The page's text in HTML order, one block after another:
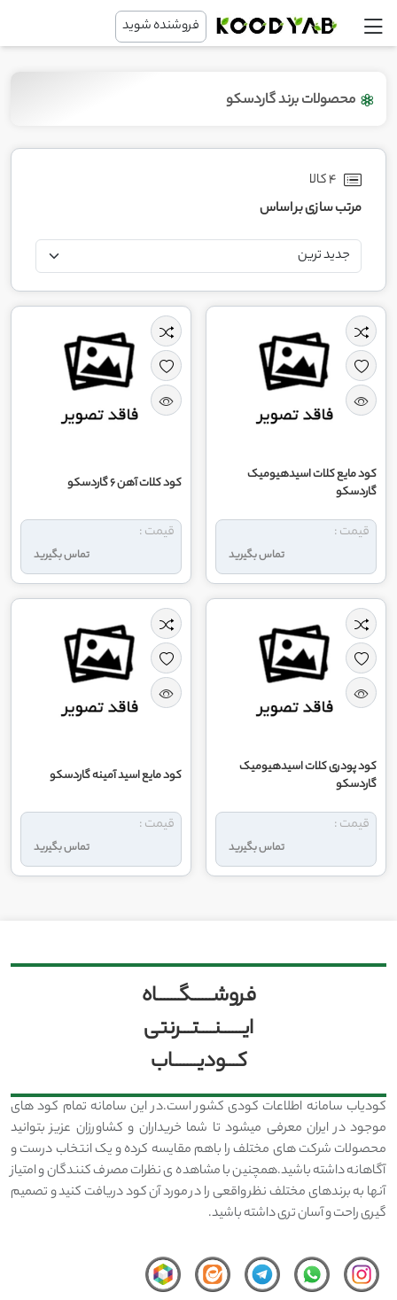
فروشنده شوید
محصولات برند گاردسکو
4 کالا
مرتب سازی بر اساس
کود مایع کلات اسیدهیومیک
گاردسکو
تماس بگیرید
قیمت :
کود کلات آهن 6 گاردسکو
تماس بگیرید
قیمت :
کود پودری کلات اسیدهیومیک
گاردسکو
تماس بگیرید
قیمت :
کود مایع اسید آمینه گاردسکو
تماس بگیرید
قیمت :
فروشــــــگــــــاه
ایــــــنــــتـــرنتی
کـــودیـــــــاب
کودیاب سامانه اطلاعات کودی کشور است.در این سامانه تمام کود های
موجود در ایران معرفی میشود تا شما خریداران و کشاورزان عزیز بتوانید
محصولات شرکت های مختلف را باهم مقایسه کرده و یک انتخاب درست و
آگاهانه داشته باشید.همچنین با مشاهده ی نظرات مصرف کنندگان و امتیاز
آنها به برندهای مختلف نظر واقعی را در مورد آن کود دریافت کنید و تصمیم
گیری راحت و آسان تری داشته باشید.